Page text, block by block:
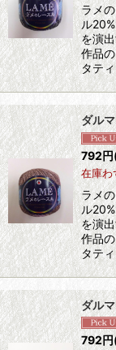
ラメ
ル
を演
作品
タテ
ダル
792円
在庫わ
ラメ
ル
を演
作品
タテ
ダル
792円